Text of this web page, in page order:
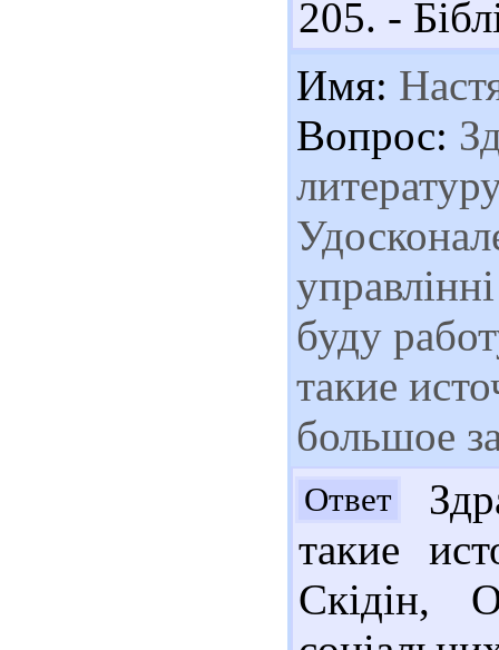
205. -
Имя:
Вопрос:
буду
такие
большое
Ответ
такие
Скідін,